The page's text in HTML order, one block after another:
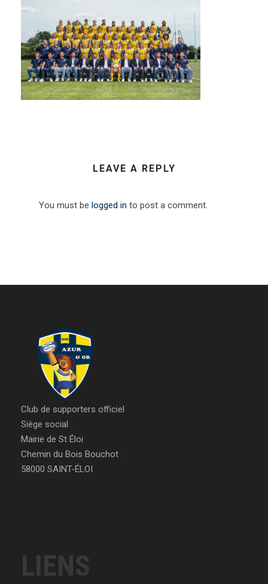
LEAVE A REPLY
You must be logged in to post a comment.
Club de supporters officiel
Siège social
Mairie de St Éloi
Chemin du Bois Bouchot
58000 SAINT-ÉLOI
LIENS